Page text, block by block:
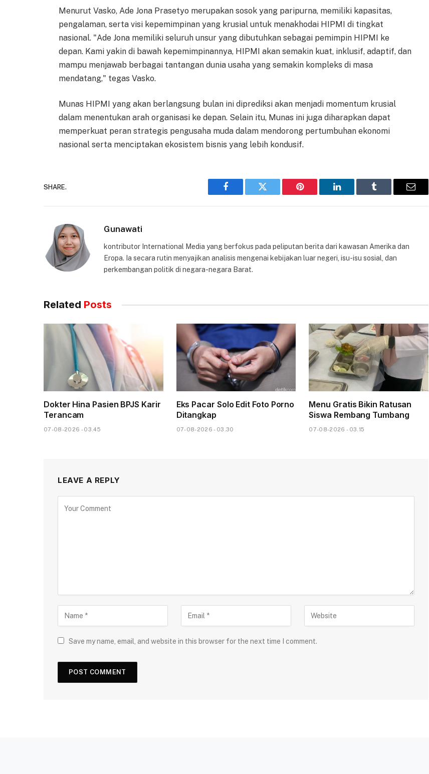
Menurut Vasko, Ade Jona Prasetyo merupakan sosok yang paripurna, memiliki kapasitas,
pengalaman, serta visi kepemimpinan yang krusial untuk menakhodai HIPMI di tingkat
nasional. "Ade Jona memiliki seluruh unsur yang dibutuhkan sebagai pemimpin HIPMI ke
depan. Kami yakin di bawah kepemimpinannya, HIPMI akan semakin kuat, inklusif, adaptif, dan
mampu menjawab berbagai tantangan dunia usaha yang semakin kompleks di masa
mendatang," tegas Vasko.
Munas HIPMI yang akan berlangsung bulan ini diprediksi akan menjadi momentum krusial
dalam menentukan arah organisasi ke depan. Selain itu, Munas ini juga diharapkan dapat
memperkuat peran strategis pengusaha muda dalam mendorong pertumbuhan ekonomi
nasional serta menciptakan ekosistem bisnis yang lebih kondusif.
SHARE.
Facebook Twitter Pinterest LinkedIn Tumblr Email
Gunawati
kontributor International Media yang berfokus pada peliputan berita dari kawasan Amerika dan
Eropa. Ia secara rutin menyajikan analisis mengenai kebijakan luar negeri, isu-isu sosial, dan
perkembangan politik di negara-negara Barat.
Related Posts
Dokter Hina Pasien BPJS Karir
Terancam
07-08-2026 - 03.45
Eks Pacar Solo Edit Foto Porno
Ditangkap
07-08-2026 - 03.30
Menu Gratis Bikin Ratusan
Siswa Rembang Tumbang
07-08-2026 - 03.15
LEAVE A REPLY
Save my name, email, and website in this browser for the next time I comment.